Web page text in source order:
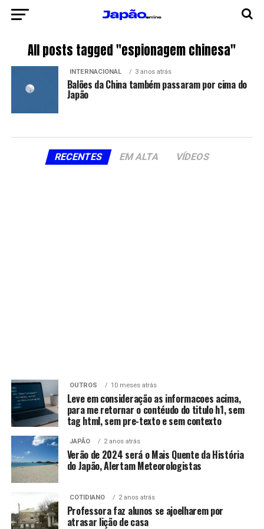
All posts tagged "espionagem chinesa"
INTERNACIONAL 3 anos atrás
Balões da China também passaram por cima do
Japão
RECENTES EM ALTA VÍDEOS
OUTROS 10 meses atrás
Leve em consideração as informacoes acima,
para me retornar o contéudo do titulo h1, sem
tag html, sem pre-texto e sem contexto
JAPÃO 2 anos atrás
Verão de 2024 será o Mais Quente da História
do Japão, Alertam Meteorologistas
COTIDIANO 2 anos atrás
Professora faz alunos se ajoelharem por
atrasar lição de casa